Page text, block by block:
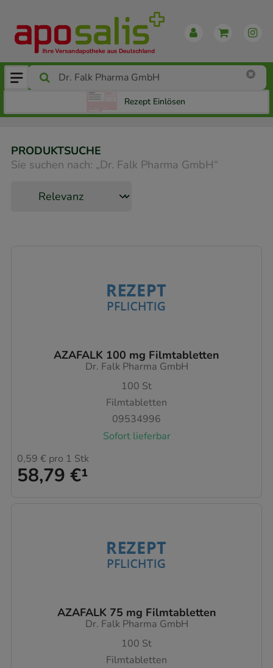
Rezept Einlösen
PRODUKTSUCHE
Sie suchen nach: „Dr. Falk Pharma GmbH“
AZAFALK 100 mg Filmtabletten
Dr. Falk Pharma GmbH
100 St
Filmtabletten
09534996
Sofort lieferbar
58,79 €¹
0,59 € pro 1 Stk
AZAFALK 75 mg Filmtabletten
Dr. Falk Pharma GmbH
100 St
Filmtabletten